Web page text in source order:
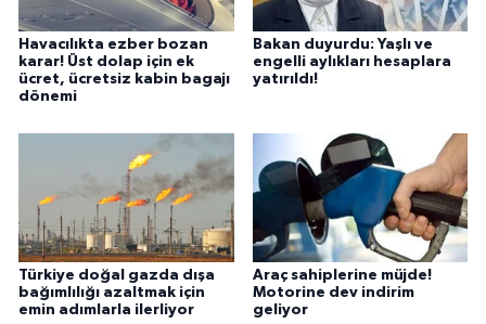
Havacılıkta ezber bozan
karar! Üst dolap için ek
ücret, ücretsiz kabin bagajı
dönemi
Bakan duyurdu: Yaşlı ve
engelli aylıkları hesaplara
yatırıldı!
Türkiye doğal gazda dışa
bağımlılığı azaltmak için
emin adımlarla ilerliyor
Araç sahiplerine müjde!
Motorine dev indirim
geliyor